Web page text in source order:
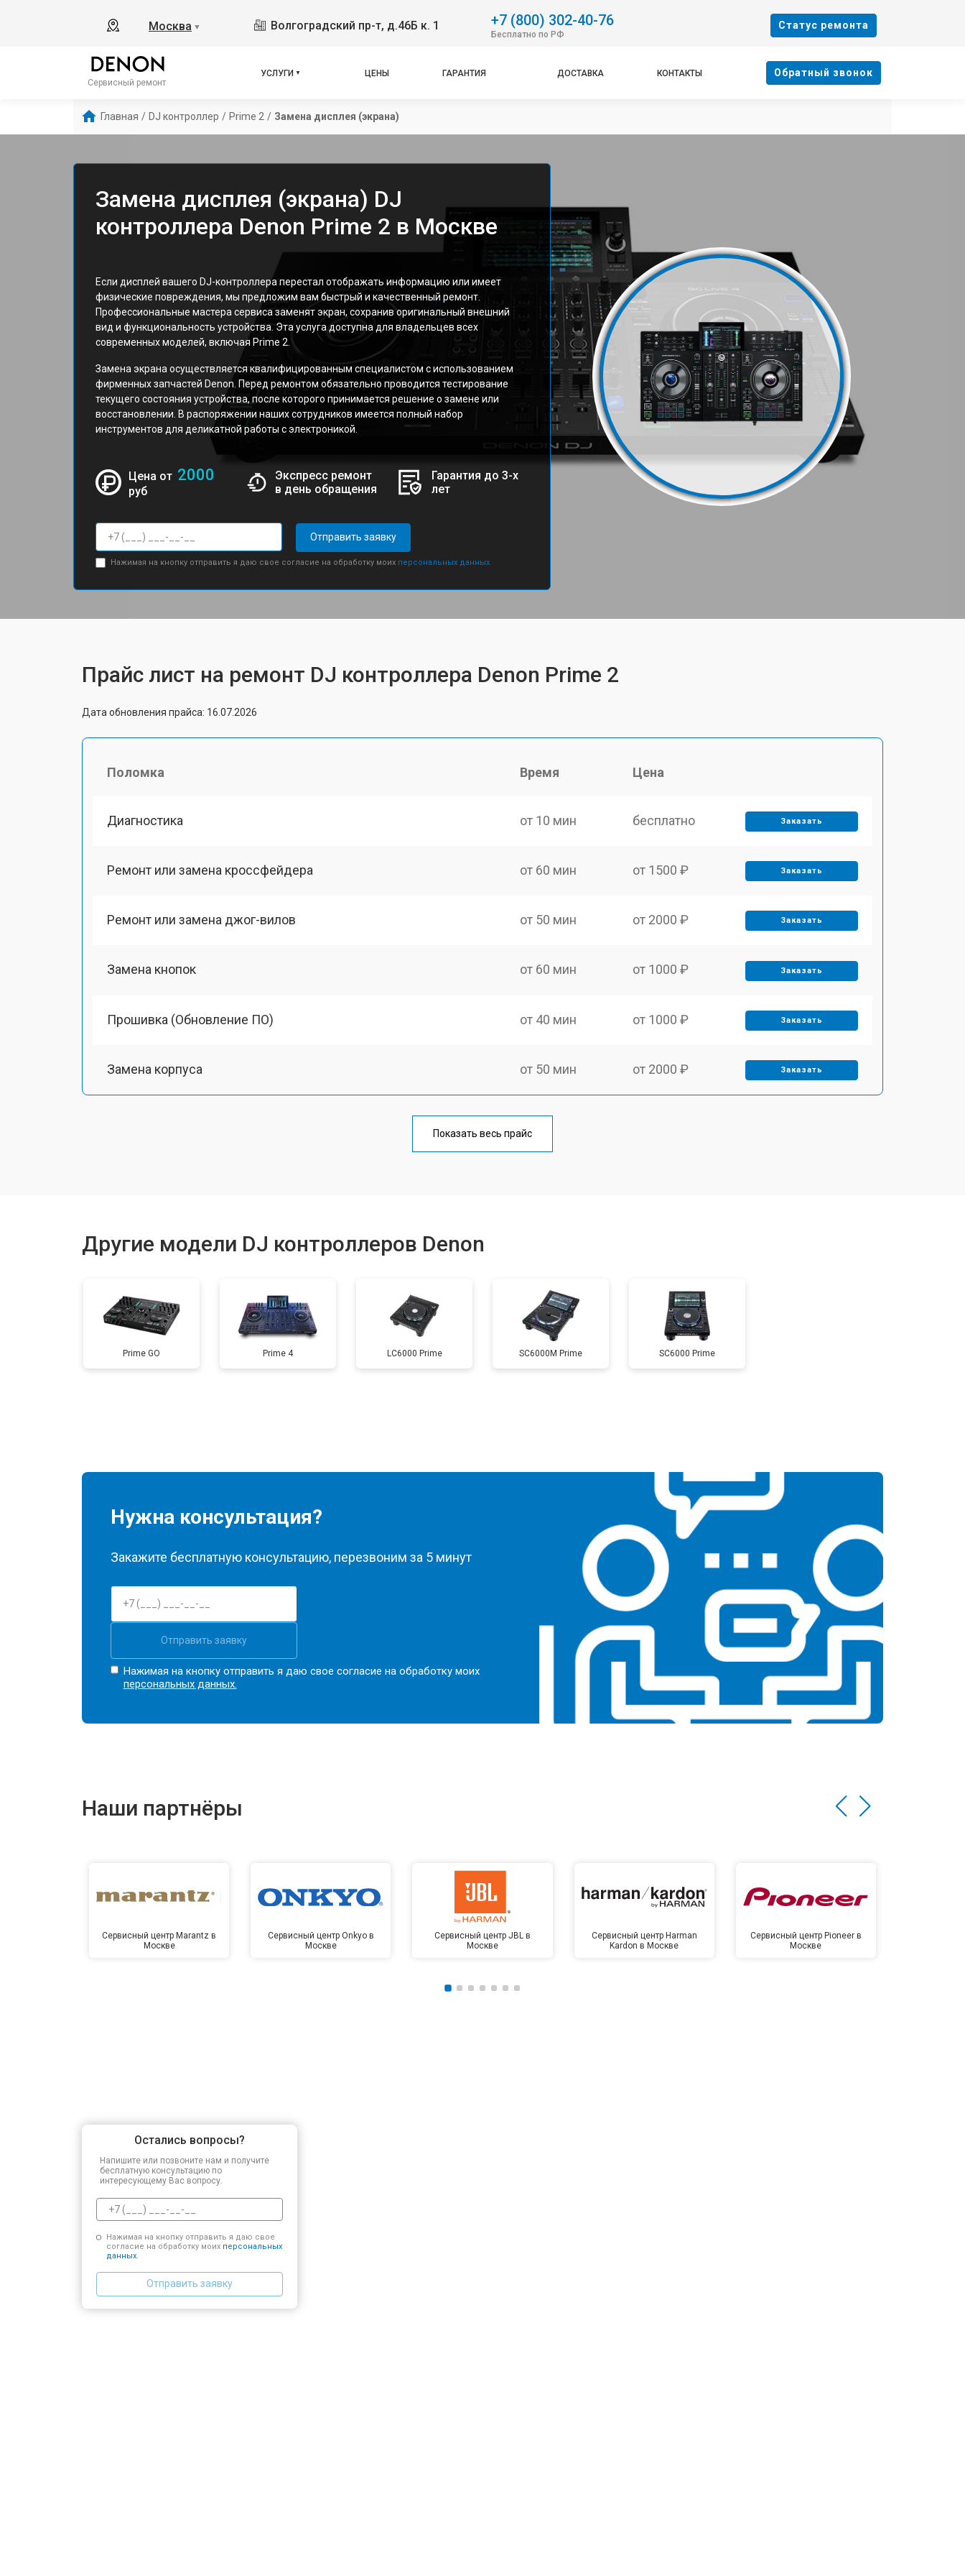
Москва ▼ Волгоградский пр-т, д.46Б к. 1 +7 (800) 302-40-76
Бесплатно по РФ
Cтатус ремонта
Сервисный ремонт
УСЛУГИ ЦЕНЫ ГАРАНТИЯ ДОСТАВКА КОНТАКТЫ Oбратный звонок
Главная / DJ контроллер / Prime 2 / Замена дисплея (экрана)
Замена дисплея (экрана) DJ
контроллера Denon Prime 2 в Москве
Если дисплей вашего DJ-контроллера перестал отображать информацию или имеет
физические повреждения, мы предложим вам быстрый и качественный ремонт.
Профессиональные мастера сервиса заменят экран, сохранив оригинальный внешний
вид и функциональность устройства. Эта услуга доступна для владельцев всех
современных моделей, включая Prime 2.
Замена экрана осуществляется квалифицированным специалистом с использованием
фирменных запчастей Denon. Перед ремонтом обязательно проводится тестирование
текущего состояния устройства, после которого принимается решение о замене или
восстановлении. В распоряжении наших сотрудников имеется полный набор
инструментов для деликатной работы с электроникой.
Цена от 2000
руб
Экспресс ремонт
в день обращения
Гарантия до 3-х
лет
Отправить заявку
Нажимая на кнопку отправить я даю свое согласие на обработку моих персональных данных.
Прайс лист на ремонт DJ контроллера Denon Prime 2
Дата обновления прайса: 16.07.2026
Поломка Время Цена
Диагностика от 10 мин бесплатно Заказать
Ремонт или замена кроссфейдера от 60 мин от 1500 ₽ Заказать
Ремонт или замена джог-вилов от 50 мин от 2000 ₽ Заказать
Замена кнопок от 60 мин от 1000 ₽ Заказать
Прошивка (Обновление ПО) от 40 мин от 1000 ₽ Заказать
Замена корпуса от 50 мин от 2000 ₽ Заказать
от 60 мин
Показать весь прайс
Другие модели DJ контроллеров Denon
Prime GO Prime 4 LC6000 Prime SC6000M Prime SC6000 Prime
Нужна консультация?
Закажите бесплатную консультацию, перезвоним за 5 минут
Отправить заявку
Нажимая на кнопку отправить я даю свое согласие на обработку моих
персональных данных.
Наши партнёры
Сервисный центр Marantz в
Москве
Сервисный центр Onkyo в
Москве
Сервисный центр JBL в
Москве
Сервисный центр Harman
Kardon в Москве
Сервисный центр Pioneer в
Москве
Остались вопросы?
Напишите или позвоните нам и получите
бесплатную консультацию по
интересующему Вас вопросу.
Нажимая на кнопку отправить я даю свое
согласие на обработку моих персональных
данных.
Отправить заявку